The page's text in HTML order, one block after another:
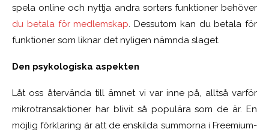
spela online och nyttja andra sorters funktioner behöver
du betala för medlemskap. Dessutom kan du betala för
funktioner som liknar det nyligen nämnda slaget.
Den psykologiska aspekten
Låt oss återvända till ämnet vi var inne på, alltså varför
mikrotransaktioner har blivit så populära som de är. En
möjlig förklaring är att de enskilda summorna i Freemium-